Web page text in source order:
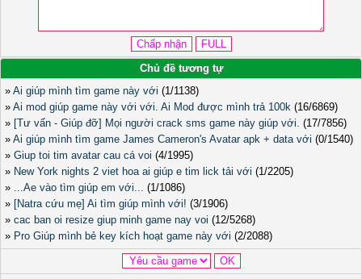
Chủ đề tương tự
» Ai giúp mình tìm game này với (1/1138)
» Ai mod giúp game này với với. Ai Mod được mình trả 100k (16/6869)
» [Tư vấn - Giúp đỡ] Mọi người crack sms game này giúp với. (17/7856)
» Ai giúp mình tìm game James Cameron's Avatar apk + data với (0/1540)
» Giup toi tim avatar cau cá voi (4/1995)
» New York nights 2 viet hoa ai giúp e tim lick tải với (1/2205)
» ...Ae vào tìm giúp em với... (1/1086)
» [Natra cứu mẹ] Ai tìm giúp mình với! (3/1906)
» cac ban oi resize giup minh game nay voi (12/5268)
» Pro Giúp mình bẻ key kích hoạt game này với (2/2088)